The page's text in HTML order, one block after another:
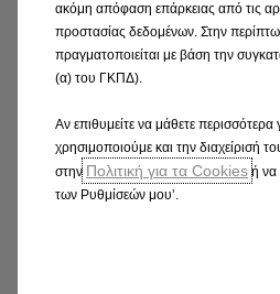
Corsa
Από€
(συμπεριλ.
Vivaro Electric
ακόμη απόφαση επάρκειας από τις
προστασίας δεδομένων. Στην
πραγματοποιείται με βάση την
(α) του ΓΚΠΔ).
Αν επιθυμείτε να μάθετε
χρησιμοποιούμε και την διαχείρισή
στην Πολιτική για τα Cookies ή να
των Ρυθμίσεών μου’.